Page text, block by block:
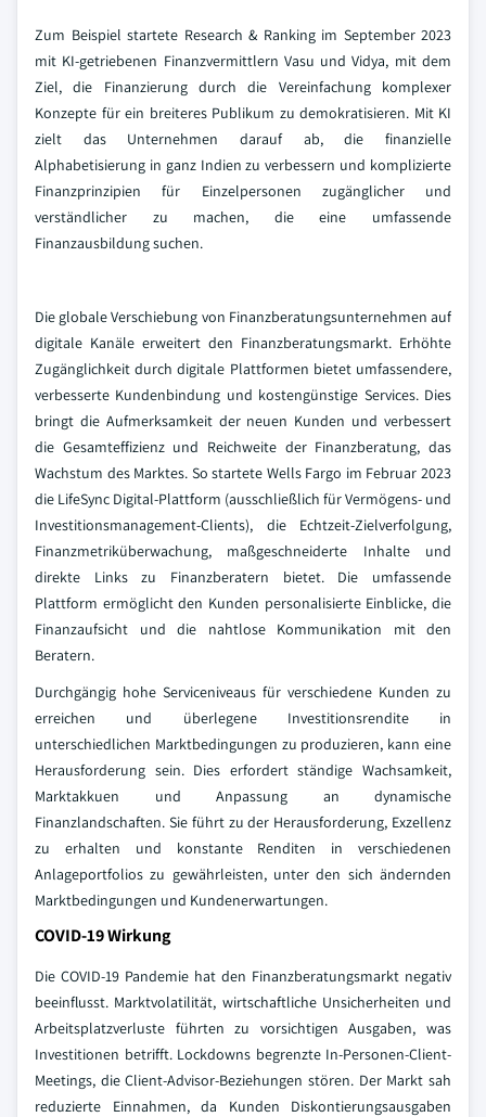
Zum Beispiel startete Research & Ranking im September 2023
mit KI-getriebenen Finanzvermittlern Vasu und Vidya, mit dem
Ziel, die Finanzierung durch die Vereinfachung komplexer
Konzepte für ein breiteres Publikum zu demokratisieren. Mit KI
zielt das Unternehmen darauf ab, die finanzielle
Alphabetisierung in ganz Indien zu verbessern und komplizierte
Finanzprinzipien für Einzelpersonen zugänglicher und
verständlicher zu machen, die eine umfassende
Finanzausbildung suchen.
Die globale Verschiebung von Finanzberatungsunternehmen auf
digitale Kanäle erweitert den Finanzberatungsmarkt. Erhöhte
Zugänglichkeit durch digitale Plattformen bietet umfassendere,
verbesserte Kundenbindung und kostengünstige Services. Dies
bringt die Aufmerksamkeit der neuen Kunden und verbessert
die Gesamteffizienz und Reichweite der Finanzberatung, das
Wachstum des Marktes. So startete Wells Fargo im Februar 2023
die LifeSync Digital-Plattform (ausschließlich für Vermögens- und
Investitionsmanagement-Clients), die Echtzeit-Zielverfolgung,
Finanzmetriküberwachung, maßgeschneiderte Inhalte und
direkte Links zu Finanzberatern bietet. Die umfassende
Plattform ermöglicht den Kunden personalisierte Einblicke, die
Finanzaufsicht und die nahtlose Kommunikation mit den
Beratern.
Durchgängig hohe Serviceniveaus für verschiedene Kunden zu
erreichen und überlegene Investitionsrendite in
unterschiedlichen Marktbedingungen zu produzieren, kann eine
Herausforderung sein. Dies erfordert ständige Wachsamkeit,
Marktakkuen und Anpassung an dynamische
Finanzlandschaften. Sie führt zu der Herausforderung, Exzellenz
zu erhalten und konstante Renditen in verschiedenen
Anlageportfolios zu gewährleisten, unter den sich ändernden
Marktbedingungen und Kundenerwartungen.
COVID-19 Wirkung
Die COVID-19 Pandemie hat den Finanzberatungsmarkt negativ
beeinflusst. Marktvolatilität, wirtschaftliche Unsicherheiten und
Arbeitsplatzverluste führten zu vorsichtigen Ausgaben, was
Investitionen betrifft. Lockdowns begrenzte In-Personen-Client-
Meetings, die Client-Advisor-Beziehungen stören. Der Markt sah
reduzierte Einnahmen, da Kunden Diskontierungsausgaben